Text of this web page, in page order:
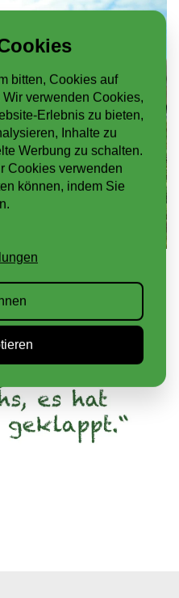
bitten, Cookies auf
Wir verwenden Cookies,
Erlebnis zu bieten,
Inhalte zu
Werbung zu schalten.
Cookies verwenden
können, indem Sie